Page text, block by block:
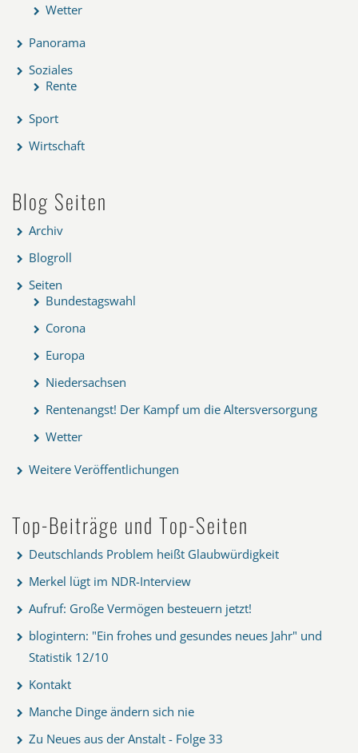
Wetter
Panorama
Soziales
Rente
Sport
Wirtschaft
Blog Seiten
Archiv
Blogroll
Seiten
Bundestagswahl
Corona
Europa
Niedersachsen
Rentenangst! Der Kampf um die Altersversorgung
Wetter
Weitere Veröffentlichungen
Top-Beiträge und Top-Seiten
Deutschlands Problem heißt Glaubwürdigkeit
Merkel lügt im NDR-Interview
Aufruf: Große Vermögen besteuern jetzt!
blogintern: "Ein frohes und gesundes neues Jahr" und
Statistik 12/10
Kontakt
Manche Dinge ändern sich nie
Zu Neues aus der Anstalt - Folge 33